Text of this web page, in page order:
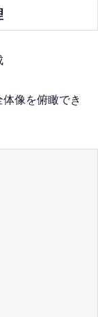
像を俯瞰でき